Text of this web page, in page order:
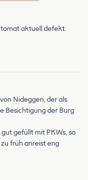
aktuell defekt.
Nideggen, der als
Besichtigung der Burg
gefüllt mit PKWs, so
früh anreist eng